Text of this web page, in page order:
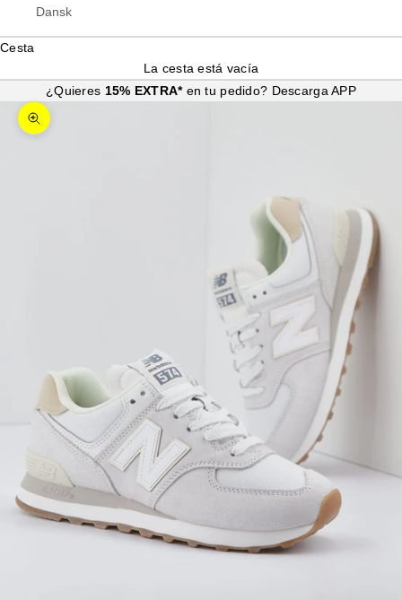
Dansk
Cesta
La cesta está vacía
¿Quieres 15% EXTRA* en tu pedido? Descarga APP
Zoom